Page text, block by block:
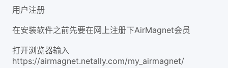
用户注册
在安装软件之前先要在网上注册下AirMagnet会员
打开浏览器输入
https://airmagnet.netally.com/my_airmagnet/